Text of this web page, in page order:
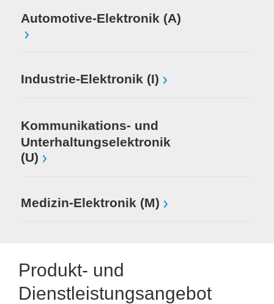
Automotive-Elektronik (A)
Industrie-Elektronik (I)
Kommunikations- und
Unterhaltungselektronik
(U)
Medizin-Elektronik (M)
Produkt- und
Dienstleistungsangebot